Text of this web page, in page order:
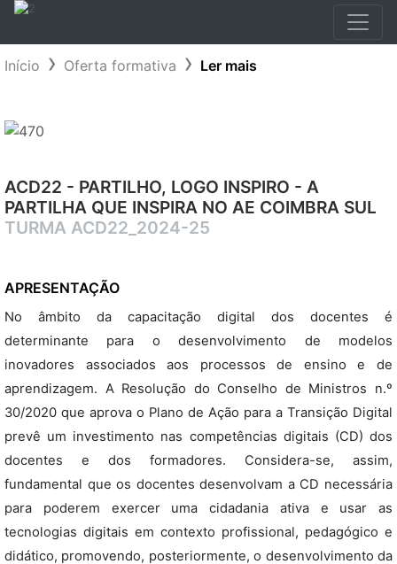
Início Oferta formativa Ler mais
ACD22 - PARTILHO, LOGO INSPIRO - A
PARTILHA QUE INSPIRA NO AE COIMBRA SUL
TURMA ACD22_2024-25
APRESENTAÇÃO
No âmbito da capacitação digital dos docentes é
determinante para o desenvolvimento de modelos
inovadores associados aos processos de ensino e de
aprendizagem. A Resolução do Conselho de Ministros n.º
30/2020 que aprova o Plano de Ação para a Transição Digital
prevê um investimento nas competências digitais (CD) dos
docentes e dos formadores. Considera-se, assim,
fundamental que os docentes desenvolvam a CD necessária
para poderem exercer uma cidadania ativa e usar as
tecnologias digitais em contexto profissional, pedagógico e
didático, promovendo, posteriormente, o desenvolvimento da